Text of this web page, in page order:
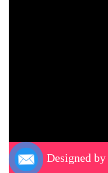
Designed by